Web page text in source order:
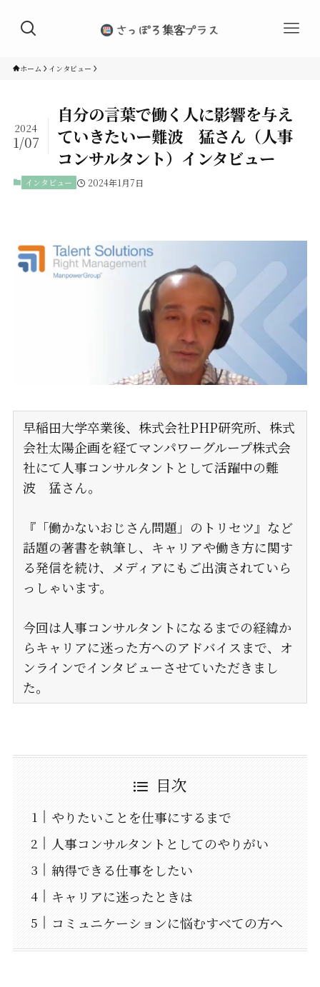
ホーム インタビュー
自分の言葉で働く人に影響を与え
ていきたいー難波 猛さん（人事
コンサルタント）インタビュー
2024
1/07
インタビュー 2024年1月7日
早稲田大学卒業後、株式会社PHP研究所、株式
会社太陽企画を経てマンパワーグループ株式会
社にて人事コンサルタントとして活躍中の難
波 猛さん。
『「働かないおじさん問題」のトリセツ』など
話題の著書を執筆し、キャリアや働き方に関す
る発信を続け、メディアにもご出演されていら
っしゃいます。
今回は人事コンサルタントになるまでの経緯か
らキャリアに迷った方へのアドバイスまで、オ
ンラインでインタビューさせていただきまし
た。
目次
やりたいことを仕事にするまで
人事コンサルタントとしてのやりがい
納得できる仕事をしたい
キャリアに迷ったときは
コミュニケーションに悩むすべての方へ